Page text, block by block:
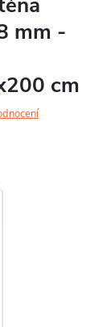
mm -
cm